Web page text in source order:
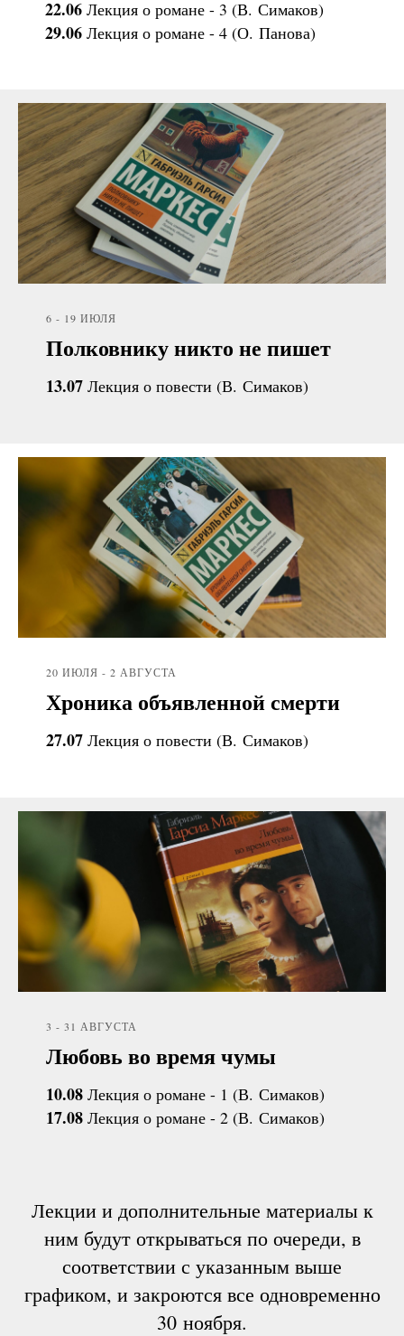
22.06 Лекция о романе - 3 (В. Симаков)
29.06 Лекция о романе - 4 (О. Панова)
6 - 19 ИЮЛЯ
Полковнику никто не пишет
13.07 Лекция о повести (В. Симаков)
20 ИЮЛЯ - 2 АВГУСТА
Хроника объявленной смерти
27.07 Лекция о повести (В. Симаков)
3 - 31 АВГУСТА
Любовь во время чумы
10.08 Лекция о романе - 1 (В. Симаков)
17.08 Лекция о романе - 2 (В. Симаков)
Лекции и дополнительные материалы к
ним будут открываться по очереди, в
соответствии с указанным выше
графиком, и закроются все одновременно
30 ноября.